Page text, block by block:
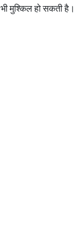
मुश्किल हो सकती है।